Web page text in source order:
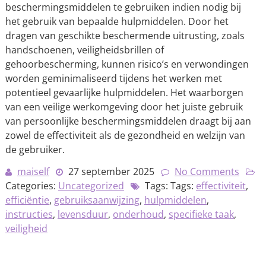
beschermingsmiddelen te gebruiken indien nodig bij
het gebruik van bepaalde hulpmiddelen. Door het
dragen van geschikte beschermende uitrusting, zoals
handschoenen, veiligheidsbrillen of
gehoorbescherming, kunnen risico’s en verwondingen
worden geminimaliseerd tijdens het werken met
potentieel gevaarlijke hulpmiddelen. Het waarborgen
van een veilige werkomgeving door het juiste gebruik
van persoonlijke beschermingsmiddelen draagt bij aan
zowel de effectiviteit als de gezondheid en welzijn van
de gebruiker.
maiself
27 september 2025
No Comments
Categories: Uncategorized Tags: Tags: effectiviteit,
efficiëntie, gebruiksaanwijzing, hulpmiddelen,
instructies, levensduur, onderhoud, specifieke taak,
veiligheid